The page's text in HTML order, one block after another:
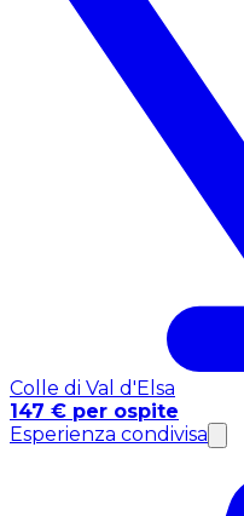
Colle di Val d'Elsa
147 € per ospite
Esperienza condivisa